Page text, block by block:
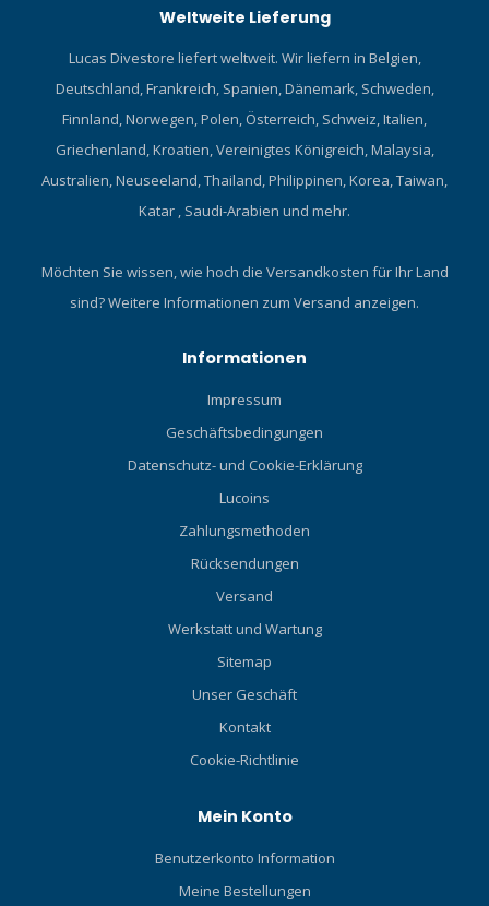
Weltweite Lieferung
Lucas Divestore liefert weltweit. Wir liefern in Belgien,
Deutschland, Frankreich, Spanien, Dänemark, Schweden,
Finnland, Norwegen, Polen, Österreich, Schweiz, Italien,
Griechenland, Kroatien, Vereinigtes Königreich, Malaysia,
Australien, Neuseeland, Thailand, Philippinen, Korea, Taiwan,
Katar , Saudi-Arabien und mehr.
Möchten Sie wissen, wie hoch die Versandkosten für Ihr Land
sind?Weitere Informationen zum Versand anzeigen.
Informationen
Impressum
Geschäftsbedingungen
Datenschutz- und Cookie-Erklärung
Lucoins
Zahlungsmethoden
Rücksendungen
Versand
Werkstatt und Wartung
Sitemap
Unser Geschäft
Kontakt
Cookie-Richtlinie
Mein Konto
Benutzerkonto Information
Meine Bestellungen